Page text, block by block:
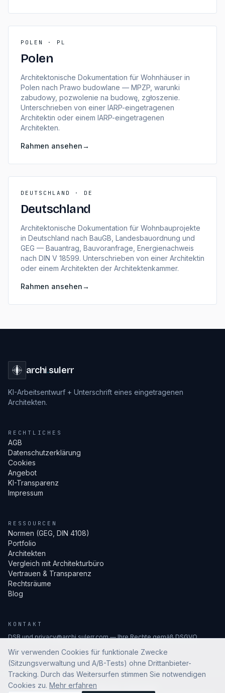
POLEN · PL
Polen
Architektonische Dokumentation für Wohnhäuser in
Polen nach Prawo budowlane — MPZP, warunki
zabudowy, pozwolenie na budowę, zgłoszenie.
Unterschrieben von einer IARP-eingetragenen
Architektin oder einem IARP-eingetragenen
Architekten.
Rahmen ansehen→
DEUTSCHLAND · DE
Deutschland
Architektonische Dokumentation für Wohnbauprojekte
in Deutschland nach BauGB, Landesbauordnung und
GEG — Bauantrag, Bauvoranfrage, Energienachweis
nach DIN V 18599. Unterschrieben von einer Architektin
oder einem Architekten der Architektenkammer.
Rahmen ansehen→
archi.sulerr
KI-Arbeitsentwurf + Unterschrift eines eingetragenen
Architekten.
RECHTLICHES
AGB
Datenschutzerklärung
Cookies
Angebot
KI-Transparenz
Impressum
RESSOURCEN
Normen (GEG, DIN 4108)
Portfolio
Architekten
Vergleich mit Architekturbüro
Vertrauen & Transparenz
Rechtsräume
Blog
KONTAKT
DSB und privacy@archi.sulerr.com — Ihre Rechte gemäß DSGVO.
©2026archi.sulerr.com —Alle Rechte vorbehalten.
Wir verwenden Cookies für funktionale Zwecke
(Sitzungsverwaltung und A/B-Tests) ohne Drittanbieter-
Tracking. Durch das Weitersurfen stimmen Sie notwendigen
Cookies zu. Mehr erfahren